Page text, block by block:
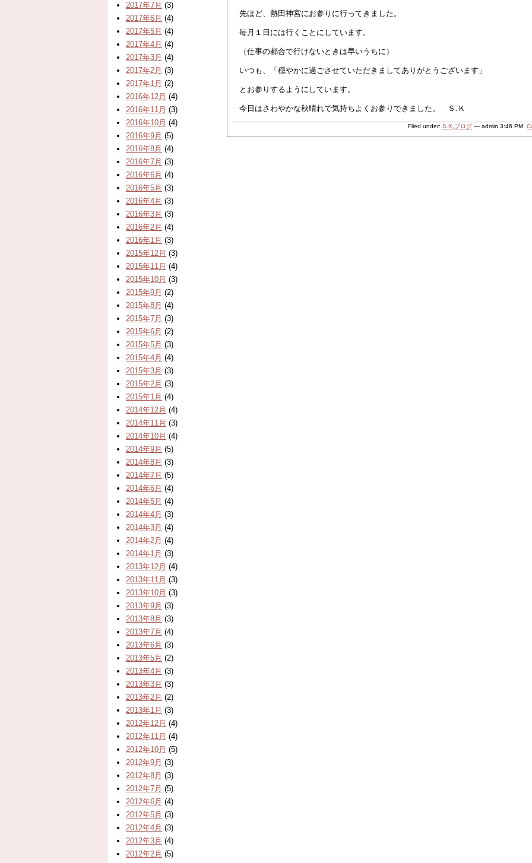
先ほど、熱田神宮にお参りに行ってきました。
毎月１日には行くことにしています。
（仕事の都合で行けないときは早いうちに）
いつも、「穏やかに過ごさせていただきましてありがとうございます」
とお参りするようにしています。
今日はさわやかな秋晴れで気持ちよくお参りできました。 Ｓ.Ｋ
Filed under: S.K ブログ — admin 3:46 PM
2017年7月 (3)
2017年6月 (4)
2017年5月 (4)
2017年4月 (4)
2017年3月 (4)
2017年2月 (3)
2017年1月 (2)
2016年12月 (4)
2016年11月 (3)
2016年10月 (4)
2016年9月 (5)
2016年8月 (4)
2016年7月 (3)
2016年6月 (4)
2016年5月 (3)
2016年4月 (3)
2016年3月 (3)
2016年2月 (4)
2016年1月 (3)
2015年12月 (3)
2015年11月 (4)
2015年10月 (3)
2015年9月 (2)
2015年8月 (4)
2015年7月 (3)
2015年6月 (2)
2015年5月 (3)
2015年4月 (4)
2015年3月 (3)
2015年2月 (3)
2015年1月 (4)
2014年12月 (4)
2014年11月 (3)
2014年10月 (4)
2014年9月 (5)
2014年8月 (3)
2014年7月 (5)
2014年6月 (4)
2014年5月 (4)
2014年4月 (3)
2014年3月 (4)
2014年2月 (4)
2014年1月 (3)
2013年12月 (4)
2013年11月 (3)
2013年10月 (3)
2013年9月 (3)
2013年8月 (3)
2013年7月 (4)
2013年6月 (3)
2013年5月 (2)
2013年4月 (3)
2013年3月 (3)
2013年2月 (2)
2013年1月 (3)
2012年12月 (4)
2012年11月 (4)
2012年10月 (5)
2012年9月 (3)
2012年8月 (3)
2012年7月 (5)
2012年6月 (4)
2012年5月 (3)
2012年4月 (3)
2012年3月 (4)
2012年2月 (5)